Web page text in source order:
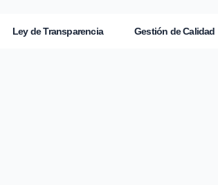
Ley de Transparencia Gestión de Calidad